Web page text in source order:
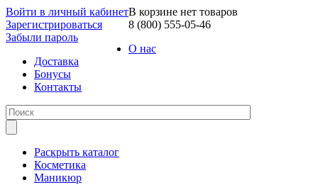
Войти в личный кабинет
Зарегистрироваться
Забыли пароль
В корзине нет товаров
8 (800) 555-05-46
О нас
Доставка
Бонусы
Контакты
Раскрыть каталог
Косметика
Маникюр